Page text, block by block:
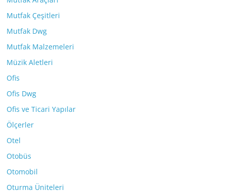
Mutfak Çeşitleri
Mutfak Dwg
Mutfak Malzemeleri
Müzik Aletleri
Ofis
Ofis Dwg
Ofis ve Ticari Yapılar
Ölçerler
Otel
Otobüs
Otomobil
Oturma Üniteleri